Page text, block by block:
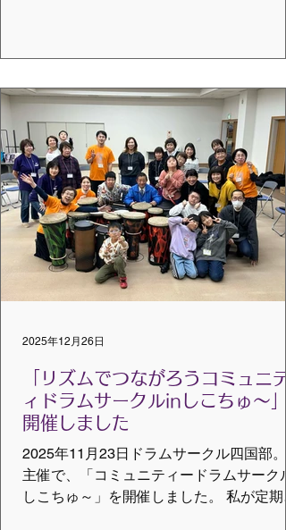
基本を学ぶ大変貴重な機会となりました。
私自身にとっても、トレーナーとして多く
の学びを得ることができ、忘れられない研
修会となりました。 記：三原典子（当セミ
ナー実行委員、トレーナー） ※ ©VMCグ
ーバルジャパン すべての写真の無断借用
は固くお断りします。
「リズムでつながろうコミュニテ
ィドラムサークルinしこちゅ〜」
開催しました
2025年11月23日ドラムサークル四国部。
主催で、「コミュニティードラムサーク
しこちゅ～」を開催しました。 私が定期
2025年12月26日